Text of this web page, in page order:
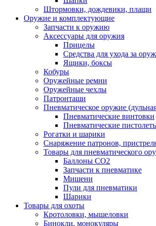
Штормовки, дождевики, плащи
Оружие и комплектующие
Запчасти к оружию
Аксессуары для оружия
Прицелы
Средства для ухода за
Ящики, боксы
Кобуры
Оружейные ремни
Оружейные чехлы
Патронташи
Пневматическое оружие
Пневматические винтовки
Пневматические
Рогатки и шарики
Снаряжение патронов,
Товары для пневматического
Баллоны СО2
Запчасти к пневматике
Мишени
Пули для пневматики
Шарики
Товары для охоты
Кротоловки, мышеловки
Бинокли, монокуляры